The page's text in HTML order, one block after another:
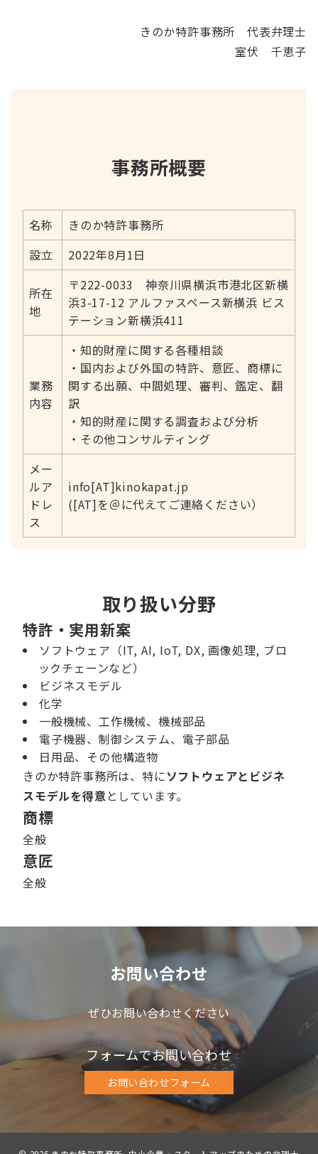
きのか特許事務所 代表弁理士
室伏 千恵子
事務所概要
名称
きのか特許事務所
設立
2022年8月1日
所在
地
〒222-0033 神奈川県横浜市港北区新横
浜3-17-12 アルファスペース新横浜 ビス
テーション新横浜411
業務
内容
・知的財産に関する各種相談
・国内および外国の特許、意匠、商標に
関する出願、中間処理、審判、鑑定、翻
訳
・知的財産に関する調査および分析
・その他コンサルティング
メー
ルア
ドレ
ス
info[AT]kinokapat.jp
([AT]を＠に代えてご連絡ください）
取り扱い分野
特許 ・ 実用新案
ソフトウェア（IT, AI, IoT, DX, 画像処理, ブロ
ックチェーンなど）
ビジネスモデル
化学
一般機械、工作機械、機械部品
電子機器、制御システム、電子部品
日用品、その他構造物
きのか特許事務所は、特にソフトウェアとビジネ
スモデルを得意としています。
商標
全般
意匠
全般
お問い合わせ
ぜひお問い合わせください
フォームでお問い合わせ
お問い合わせフォーム